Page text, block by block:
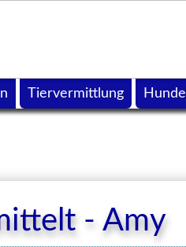
- Amy
Tiervermittlung Hunde